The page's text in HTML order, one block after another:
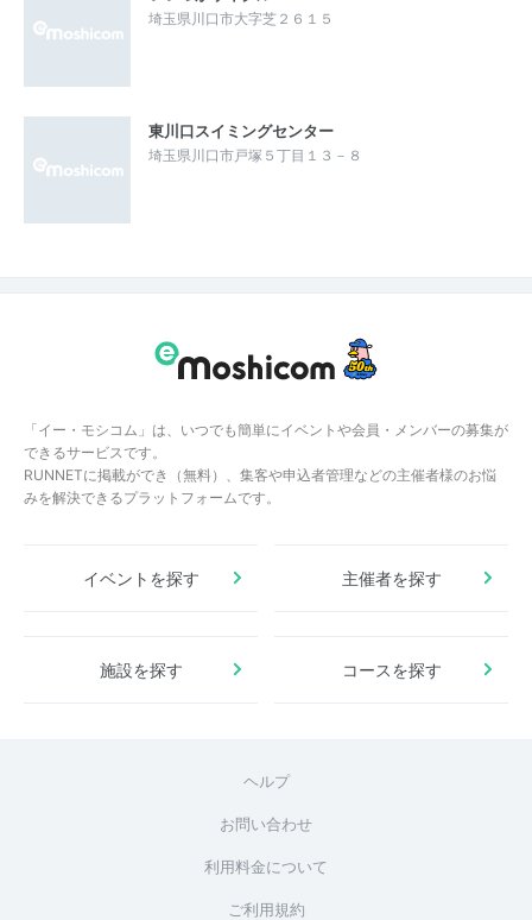
埼玉県川口市大字芝２６１５
東川口スイミングセンター
埼玉県川口市戸塚５丁目１３－８
「イー・モシコム」は、いつでも簡単にイベントや会員・メンバーの募集が
できるサービスです。
RUNNETに掲載ができ（無料）、集客や申込者管理などの主催者様のお悩
みを解決できるプラットフォームです。
イベントを探す 主催者を探す
施設を探す コースを探す
ヘルプ
お問い合わせ
利用料金について
ご利用規約